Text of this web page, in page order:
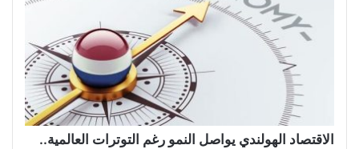
الاقتصاد الهولندي يواصل النمو رغم التوترات العالمية..